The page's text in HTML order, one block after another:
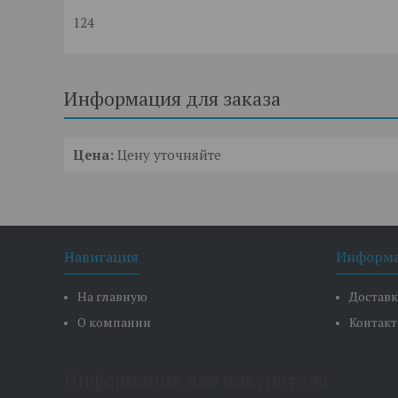
124
Информация для заказа
Цена: Цену уточняйте
Навигация
На главную
О компании